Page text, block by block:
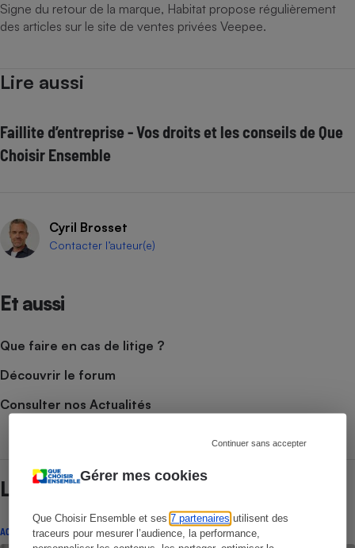
Gérer mes cookies
Que Choisir Ensemble et ses7 partenaires utilisent des
traceurs pour mesurer l’audience, la performance,
Continuer sans accepter
Signe du retour de la marque, Habitat propose régulièrement
des articles sur le site de ventes privées Veepee.
Lire aussi
Faillite d’entreprise - Vos droits et les conseils de Que
Choisir Ensemble
Cyril Brosset
Contacter l’auteur(e)
Et aussi
Que faire en cas de litige ?
Découvrir le forum
Consulter nos Actualités
Lire aussi
ACTUALITÉ